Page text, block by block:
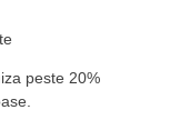
peste 20%